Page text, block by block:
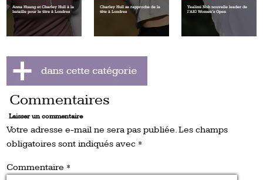
Anna Huang et Charley Hull à la
bataille pour le titre à Londres
Charley Hull se rapproche de la
tête à Londres
Yealimi Noh nouvelle leader de
l’AIG Women’s Open
Commentaires
Laisser un commentaire
Votre adresse e-mail ne sera pas publiée.Les champs
obligatoires sont indiqués avec *
Commentaire *